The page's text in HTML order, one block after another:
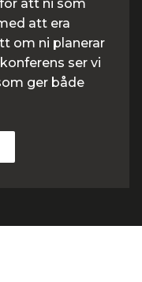
att ni som
att era
om ni planerar
ser vi
ger både